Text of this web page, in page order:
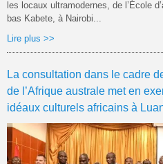
les locaux ultramodernes, de l’École
bas Kabete, à Nairobi...
Lire plus >>
La consultation dans le cadre
de l’Afrique australe met en
idéaux culturels africains à